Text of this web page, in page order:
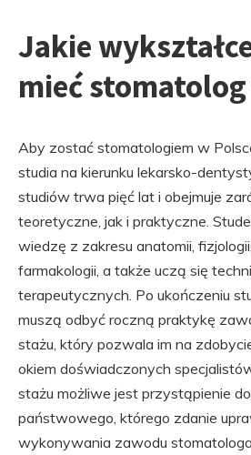
Jakie
mieć
Aby zostać stomatologiem w
studia na kierunku lekarsko-
studiów trwa pięć lat i obejmuje
teoretyczne, jak i praktyczne.
wiedzę z zakresu anatomii,
farmakologii, a także uczą się
terapeutycznych. Po ukończeniu
muszą odbyć roczną praktykę
stażu, który pozwala im na
okiem doświadczonych
stażu możliwe jest przystąpienie
państwowego, którego zdanie
wykonywania zawodu